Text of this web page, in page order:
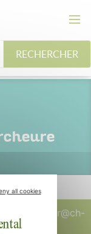
RECHERCHER
cmercier@ch-
all cookies